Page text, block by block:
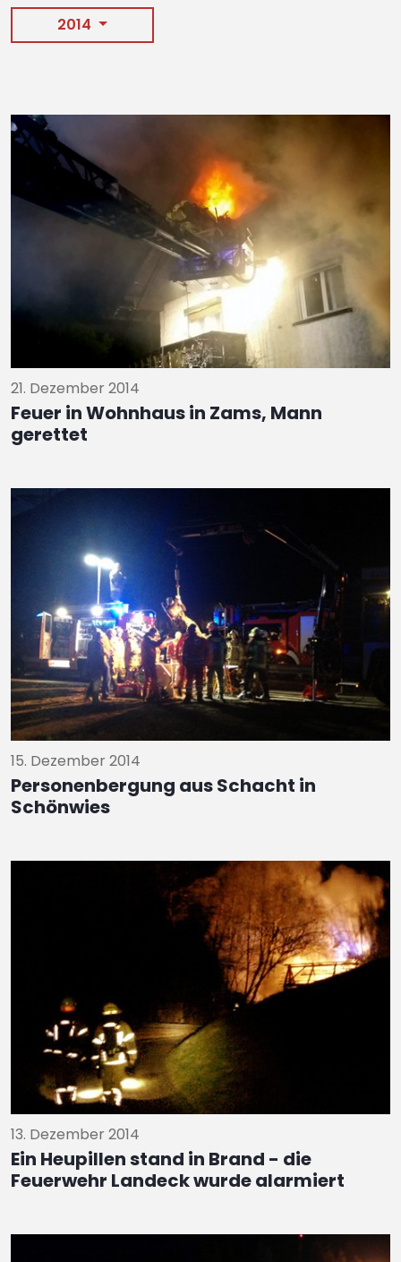
2014
21. Dezember 2014
Feuer in Wohnhaus in Zams, Mann
gerettet
15. Dezember 2014
Personenbergung aus Schacht in
Schönwies
13. Dezember 2014
Ein Heupillen stand in Brand - die
Feuerwehr Landeck wurde alarmiert